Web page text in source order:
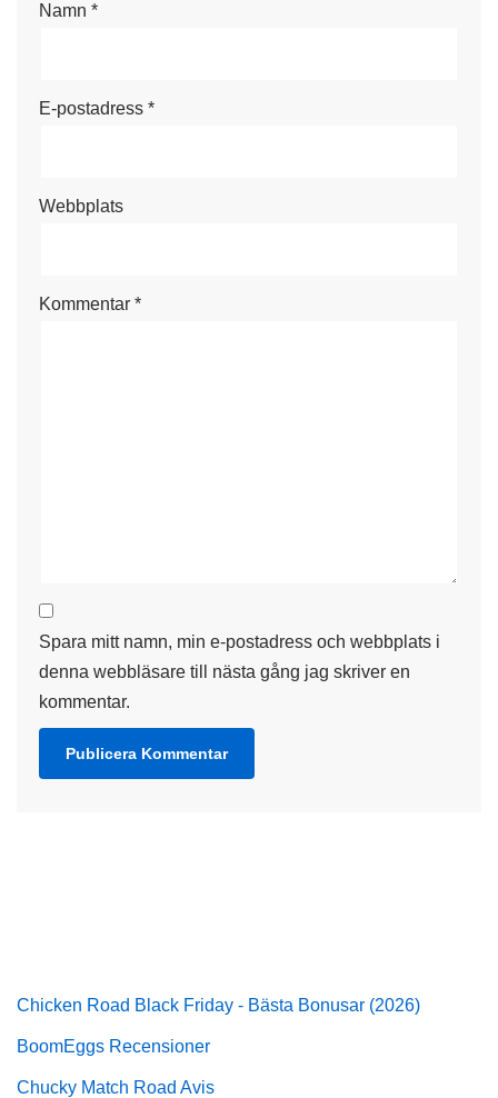
Namn *
E-postadress *
Webbplats
Kommentar *
Spara mitt namn, min e-postadress och webbplats i
denna webbläsare till nästa gång jag skriver en
kommentar.
Chicken Road Black Friday - Bästa Bonusar (2026)
BoomEggs Recensioner
Chucky Match Road Avis